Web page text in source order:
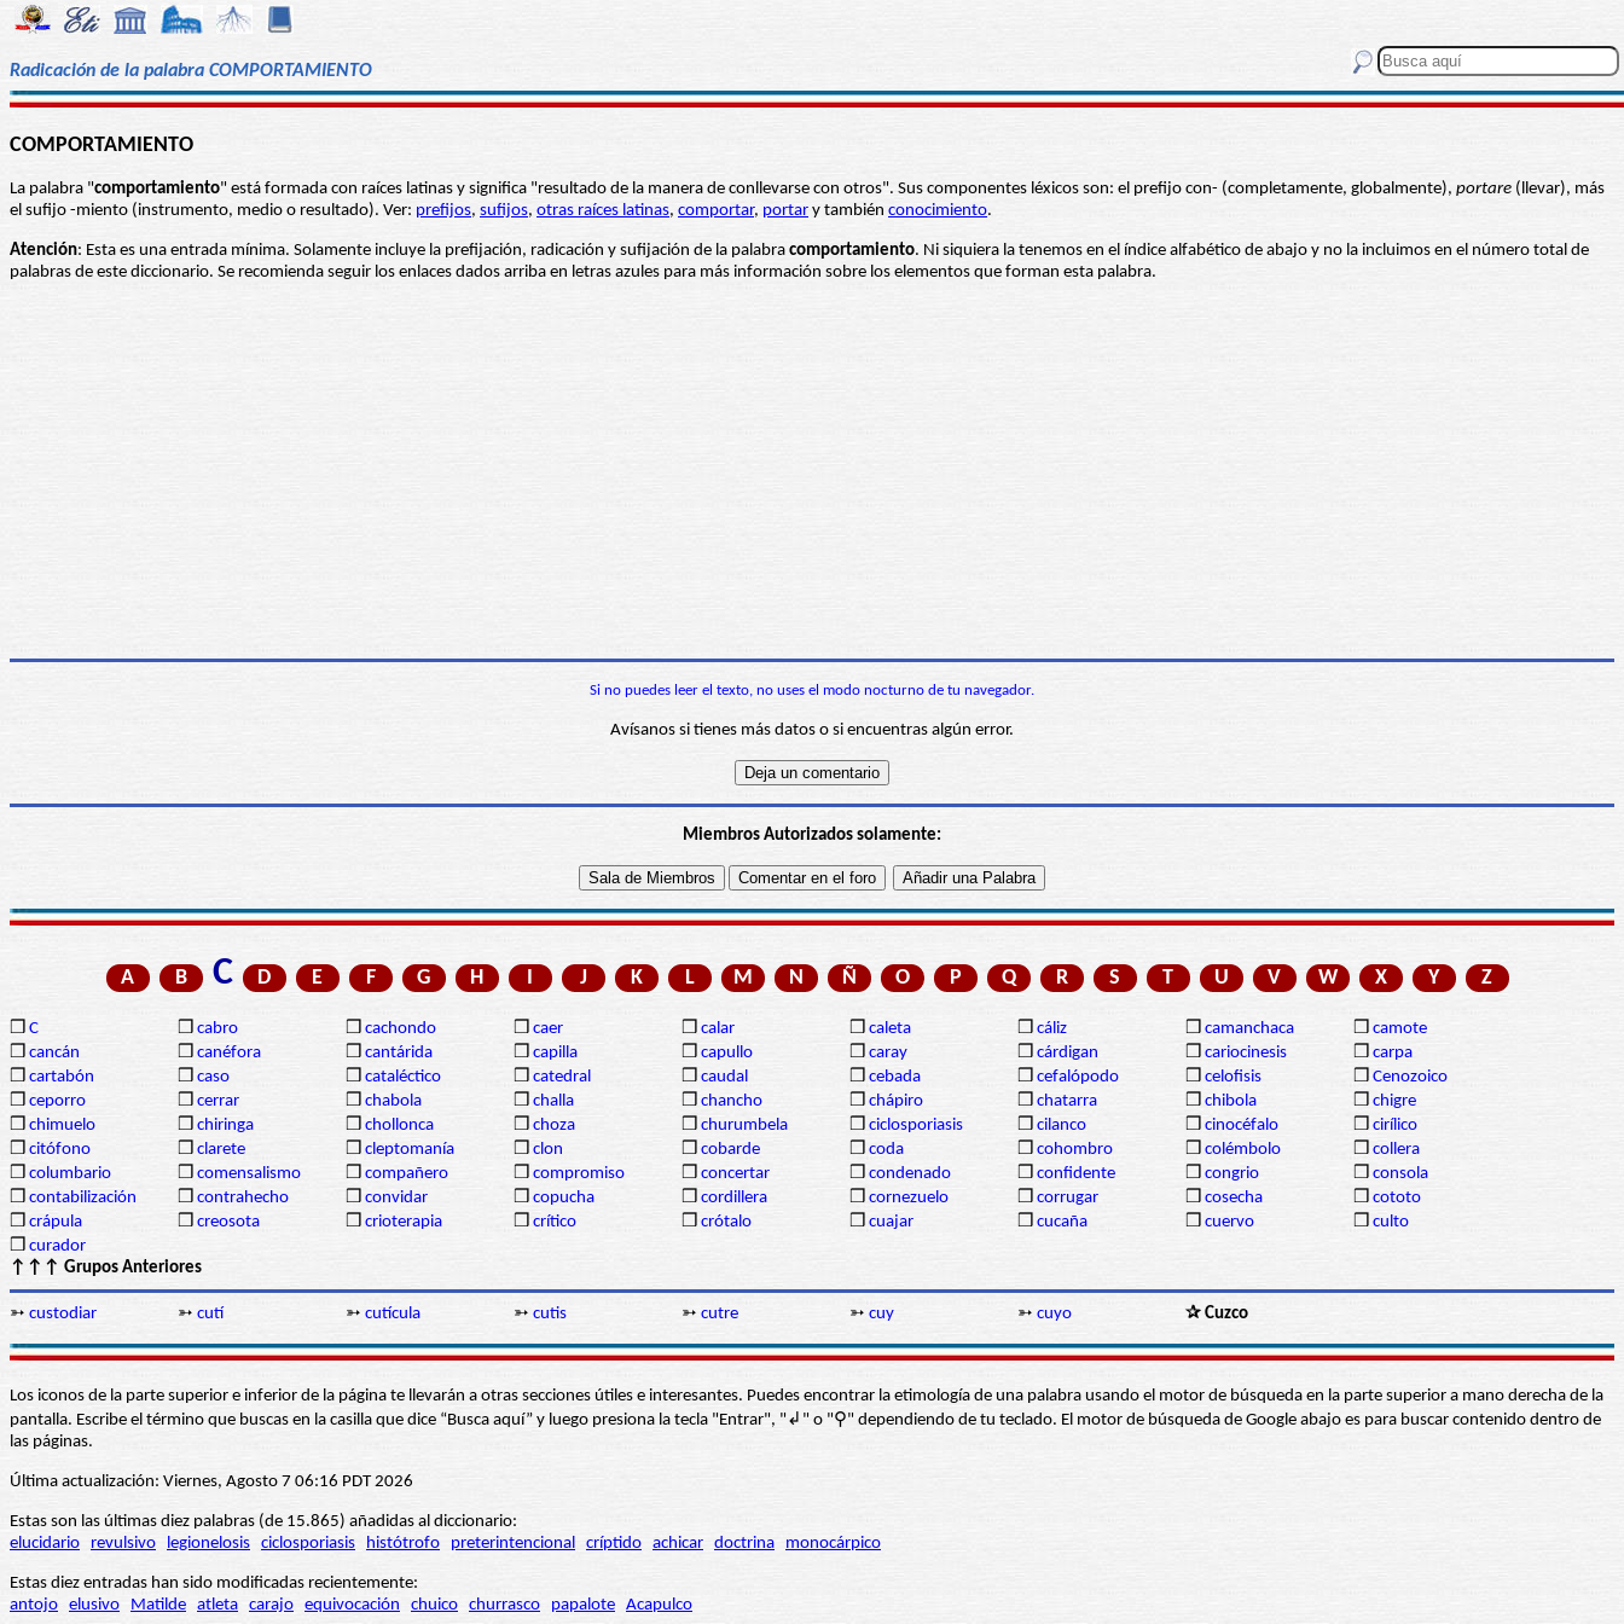
Radicación de la palabra COMPORTAMIENTO
COMPORTAMIENTO
La palabra "comportamiento" está formada con raíces latinas y significa "resultado de la manera de conllevarse con otros". Sus componentes léxicos son: el prefijo con- (completamente, globalmente), portare (llevar), más
el sufijo -miento (instrumento, medio o resultado). Ver: prefijos, sufijos, otras raíces latinas, comportar, portar y también conocimiento.
Atención: Esta es una entrada mínima. Solamente incluye la prefijación, radicación y sufijación de la palabra comportamiento. Ni siquiera la tenemos en el índice alfabético de abajo y no la incluimos en el número total de
palabras de este diccionario. Se recomienda seguir los enlaces dados arriba en letras azules para más información sobre los elementos que forman esta palabra.
Si no puedes leer el texto, no uses el modo nocturno de tu navegador.
Avísanos si tienes más datos o si encuentras algún error.
Miembros Autorizados solamente:
A B C D E F G H I J K L M N Ñ O P Q R S T U V W X Y Z
❒ C ❒ cabro ❒ cachondo ❒ caer ❒ calar ❒ caleta ❒ cáliz ❒ camanchaca ❒ camote
❒ cancán ❒ canéfora ❒ cantárida ❒ capilla ❒ capullo ❒ caray ❒ cárdigan ❒ cariocinesis ❒ carpa
❒ cartabón ❒ caso ❒ cataléctico ❒ catedral ❒ caudal ❒ cebada ❒ cefalópodo ❒ celofisis ❒ Cenozoico
❒ ceporro ❒ cerrar ❒ chabola ❒ challa ❒ chancho ❒ chápiro ❒ chatarra ❒ chibola ❒ chigre
❒ chimuelo ❒ chiringa ❒ chollonca ❒ choza ❒ churumbela ❒ ciclosporiasis ❒ cilanco ❒ cinocéfalo ❒ cirílico
❒ citófono ❒ clarete ❒ cleptomanía ❒ clon ❒ cobarde ❒ coda ❒ cohombro ❒ colémbolo ❒ collera
❒ columbario ❒ comensalismo ❒ compañero ❒ compromiso ❒ concertar ❒ condenado ❒ confidente ❒ congrio ❒ consola
❒ contabilización ❒ contrahecho ❒ convidar ❒ copucha ❒ cordillera ❒ cornezuelo ❒ corrugar ❒ cosecha ❒ cototo
❒ crápula ❒ creosota ❒ crioterapia ❒ crítico ❒ crótalo ❒ cuajar ❒ cucaña ❒ cuervo ❒ culto
❒ curador
↑↑↑ Grupos Anteriores
➳ custodiar ➳ cutí ➳ cutícula ➳ cutis ➳ cutre ➳ cuy ➳ cuyo ✰ Cuzco
Los iconos de la parte superior e inferior de la página te llevarán a otras secciones útiles e interesantes. Puedes encontrar la etimología de una palabra usando el motor de búsqueda en la parte superior a mano derecha de la
pantalla. Escribe el término que buscas en la casilla que dice “Busca aquí” y luego presiona la tecla "Entrar", "↲" o "⚲" dependiendo de tu teclado. El motor de búsqueda de Google abajo es para buscar contenido dentro de
las páginas.
Última actualización: Viernes, Agosto 7 06:16 PDT 2026
Estas son las últimas diez palabras (de 15.865) añadidas al diccionario:
elucidario
revulsivo legionelosis ciclosporiasis histótrofo preterintencional críptido achicar doctrina monocárpico
Estas diez entradas han sido modificadas recientemente:
antojo elusivo Matilde atleta carajo equivocación chuico churrasco papalote Acapulco